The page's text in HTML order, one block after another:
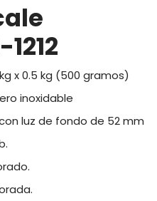
x 0.5 kg (500 gramos)
inoxidable
luz de fondo de 52 mm